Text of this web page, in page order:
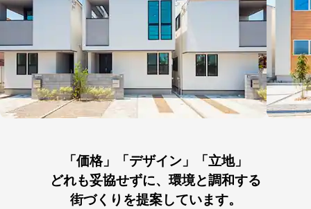
「価格」「デザイン」「立地」
どれも妥協せずに、環境と調和する
街づくりを提案しています。